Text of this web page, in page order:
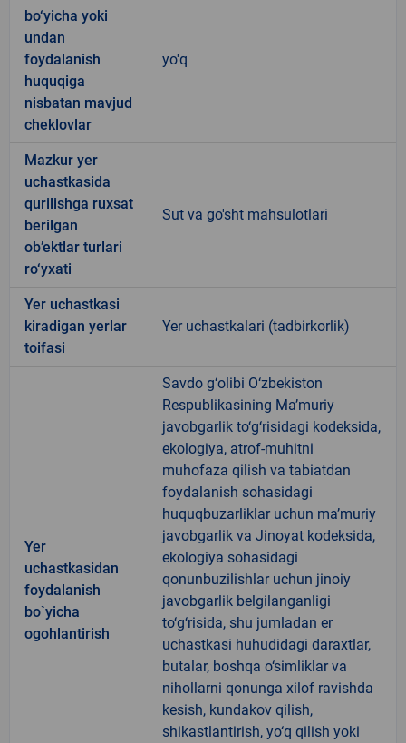
bo‘yicha yoki
undan
foydalanish
huquqiga
nisbatan mavjud
cheklovlar
yo'q
Mazkur yer
uchastkasida
qurilishga ruxsat
berilgan
ob’ektlar turlari
ro‘yxati
Sut va go'sht mahsulotlari
Yer uchastkasi
kiradigan yerlar
toifasi
Yer uchastkalari (tadbirkorlik)
Yer
uchastkasidan
foydalanish
bo`yicha
ogohlantirish
Savdo g‘olibi O‘zbekiston
Respublikasining Ma’muriy
javobgarlik to‘g‘risidagi kodeksida,
ekologiya, atrof-muhitni
muhofaza qilish va tabiatdan
foydalanish sohasidagi
huquqbuzarliklar uchun ma’muriy
javobgarlik va Jinoyat kodeksida,
ekologiya sohasidagi
qonunbuzilishlar uchun jinoiy
javobgarlik belgilanganligi
to‘g‘risida, shu jumladan er
uchastkasi huhudidagi daraxtlar,
butalar, boshqa o‘simliklar va
nihollarni qonunga xilof ravishda
kesish, kundakov qilish,
shikastlantirish, yo‘q qilish yoki